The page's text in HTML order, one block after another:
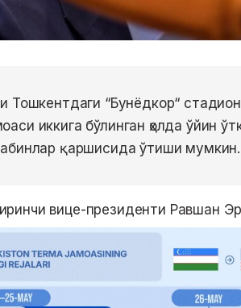
Тошкентдаги “Бунёдкор“
иккига бўлинган ҳолда ўйин
қаршисида ўтиши мумкин.
вице-президенти Равшан